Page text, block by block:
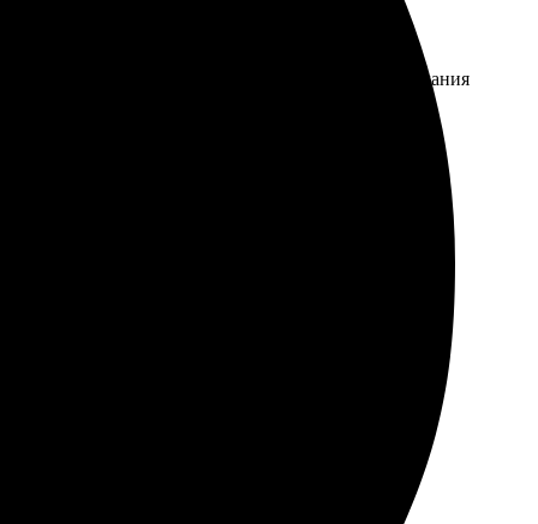
Процесс оформления заказа прост и
размеры. Рекоммендую, отличный сервис для создания
Рекомендую друзьям и знакомым.
кто любит фотографии.